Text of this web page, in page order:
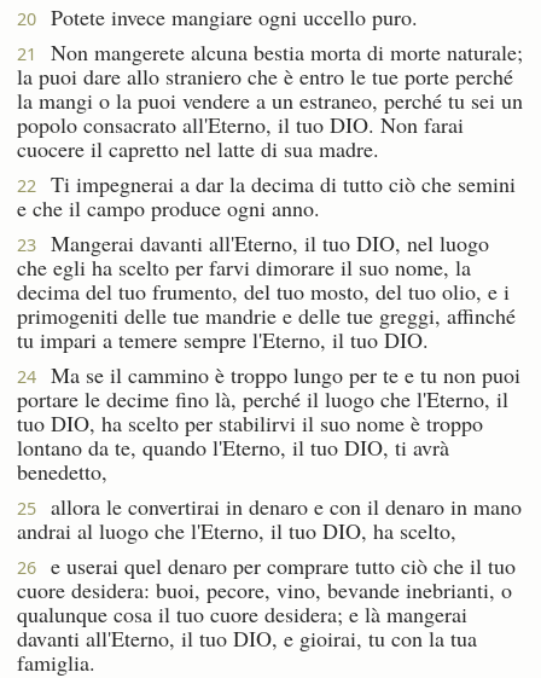
20 Potete invece mangiare ogni uccello puro.
21
Non mangerete alcuna bestia morta di morte naturale;
la puoi dare allo straniero che è entro le tue porte perché
la mangi o la puoi vendere a un estraneo, perché tu sei un
popolo consacrato all'Eterno, il tuo DIO. Non farai
cuocere il capretto nel latte di sua madre.
22
Ti impegnerai a dar la decima di tutto ciò che semini
e che il campo produce ogni anno.
23
Mangerai davanti all'Eterno, il tuo DIO, nel luogo
che egli ha scelto per farvi dimorare il suo nome, la
decima del tuo frumento, del tuo mosto, del tuo olio, e i
primogeniti delle tue mandrie e delle tue greggi, affinché
tu impari a temere sempre l'Eterno, il tuo DIO.
24
Ma se il cammino è troppo lungo per te e tu non puoi
portare le decime fino là, perché il luogo che l'Eterno, il
tuo DIO, ha scelto per stabilirvi il suo nome è troppo
lontano da te, quando l'Eterno, il tuo DIO, ti avrà
benedetto,
25
allora le convertirai in denaro e con il denaro in mano
andrai al luogo che l'Eterno, il tuo DIO, ha scelto,
26
e userai quel denaro per comprare tutto ciò che il tuo
cuore desidera: buoi, pecore, vino, bevande inebrianti, o
qualunque cosa il tuo cuore desidera; e là mangerai
davanti all'Eterno, il tuo DIO, e gioirai, tu con la tua
famiglia.